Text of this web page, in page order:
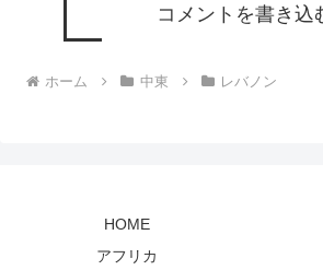
コメントを書き込
ホーム 中東 レバノン
HOME
アフリカ